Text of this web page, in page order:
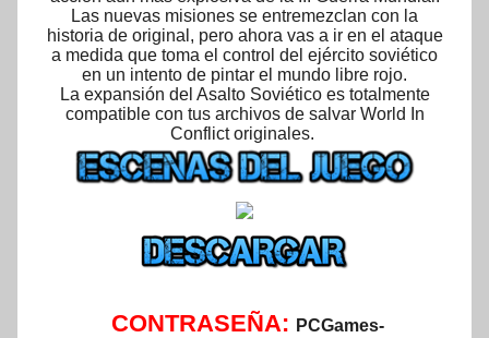
Las nuevas misiones se entremezclan con la
historia de original, pero ahora vas a ir en el ataque
a medida que toma el control del ejército soviético
en un intento de pintar el mundo libre rojo.
La expansión del Asalto Soviético es totalmente
compatible con tus archivos de salvar World In
Conflict originales.
CONTRASEÑA: PCGames-